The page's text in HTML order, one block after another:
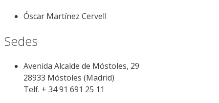
Óscar Martínez Cervell
Sedes
Avenida Alcalde de Móstoles, 29
28933 Móstoles (Madrid)
Telf. + 34 91 691 25 11